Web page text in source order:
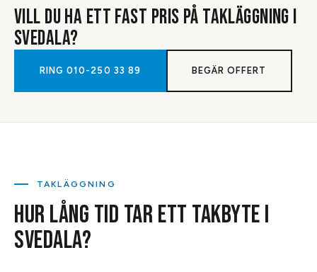
VILL DU HA ETT FAST PRIS PÅ TAKLÄGGNING I
SVEDALA?
RING010-250 33 89 BEGÄR OFFERT
TAKLÄGGNING
HUR LÅNG TID TAR ETT TAKBYTE I
SVEDALA?